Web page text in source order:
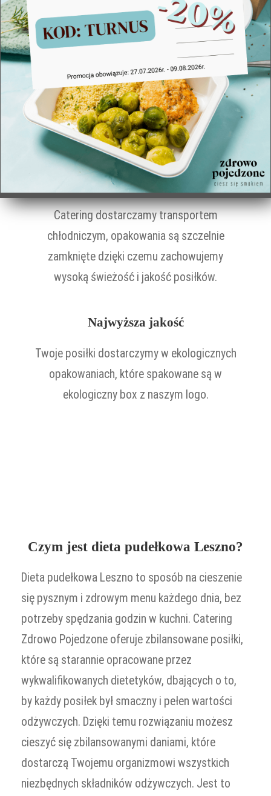
Dostawa na czas
Twoje posiłki dostarczymy pod wskazany
adres w wyznaczonym przedziale czasowym
uwzględniając uwagi przekazane dla
kurierów.
Warunki transportu
Catering dostarczamy transportem
chłodniczym, opakowania są szczelnie
zamknięte dzięki czemu zachowujemy
wysoką świeżość i jakość posiłków.
Najwyższa jakość
Twoje posiłki dostarczymy w ekologicznych
opakowaniach, które spakowane są w
ekologiczny box z naszym logo.
Czym jest dieta pudełkowa Leszno?
Dieta pudełkowa Leszno to sposób na cieszenie
się pysznym i zdrowym menu każdego dnia, bez
potrzeby spędzania godzin w kuchni. Catering
Zdrowo Pojedzone oferuje zbilansowane posiłki,
które są starannie opracowane przez
wykwalifikowanych dietetyków, dbających o to,
by każdy posiłek był smaczny i pełen wartości
odżywczych. Dzięki temu rozwiązaniu możesz
cieszyć się zbilansowanymi daniami, które
dostarczą Twojemu organizmowi wszystkich
niezbędnych składników odżywczych. Jest to